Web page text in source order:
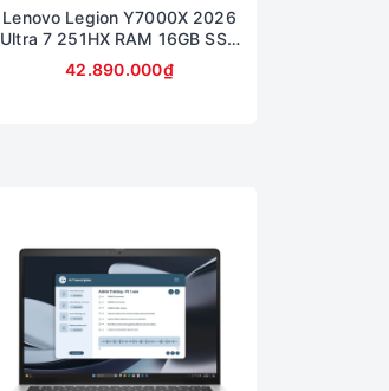
Lenovo Legion Y7000X 2026
Ultra 7 251HX RAM 16GB SSD
1TB RTX 5060 Màn hình
15.3inch 2.5K OLED 165Hz
42.890.000₫